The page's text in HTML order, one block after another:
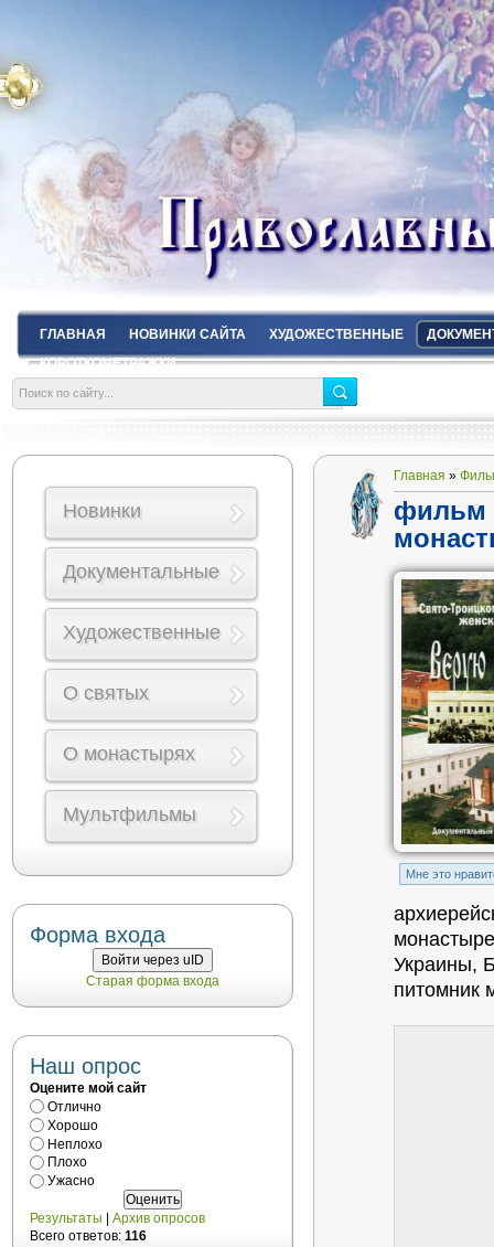
ГЛАВНАЯ НОВИНКИ САЙТА ХУДОЖЕСТВЕННЫЕ
КОРОТКОМЕТРАЖКИ
Главная »
фильм
Mне это
Украины,
питомник
Новинки
Документальные
Художественные
О святых
О монастырях
Мультфильмы
Форма входа
Войти через uID
Старая форма входа
Наш опрос
Оцените мой сайт
Отлично
Хорошо
Неплохо
Плохо
Ужасно
Результаты
Архив опросов
Всего ответов: 116